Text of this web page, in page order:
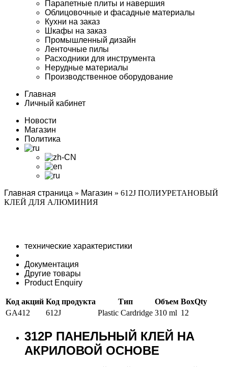
Парапетные плиты и навершия
Облицовочные и фасадные материалы
Кухни на заказ
Шкафы на заказ
Промышленный дизайн
Ленточные пилы
Расходники для инструмента
Нерудные материалы
Производственное оборудование
Главная
Личный кабинет
Новости
Магазин
Политика
Главная страница » Магазин » 612J ПОЛИУРЕТАНОВЫЙ
КЛЕЙ ДЛЯ АЛЮМИНИЯ
технические характеристики
Документация
Другие товары
Product Enquiry
Код акций Код продукта Тип Объем BoxQty
GA412
612J Plastic Cardridge 310 ml 12
312P ПАНЕЛЬНЫЙ КЛЕЙ НА
АКРИЛОВОЙ ОСНОВЕ